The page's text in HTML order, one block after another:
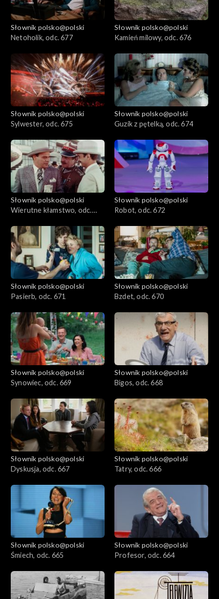
Słownik polsko@polski
Netoholik, odc. 677
Słownik polsko@polski
Kamień milowy, odc. 676
Słownik polsko@polski
Sylwester, odc. 675
Słownik polsko@polski
Guzik z pętelką, odc. 674
Słownik polsko@polski
Wierutne kłamstwo, odc.
Słownik polsko@polski
Robot, odc. 672
Słownik polsko@polski
Pasierb, odc. 671
Słownik polsko@polski
Bzdet, odc. 670
Słownik polsko@polski
Synowiec, odc. 669
Słownik polsko@polski
Bigos, odc. 668
Słownik polsko@polski
Dyskusja, odc. 667
Słownik polsko@polski
Tatry, odc. 666
Słownik polsko@polski
Śmiech, odc. 665
Słownik polsko@polski
Profesor, odc. 664